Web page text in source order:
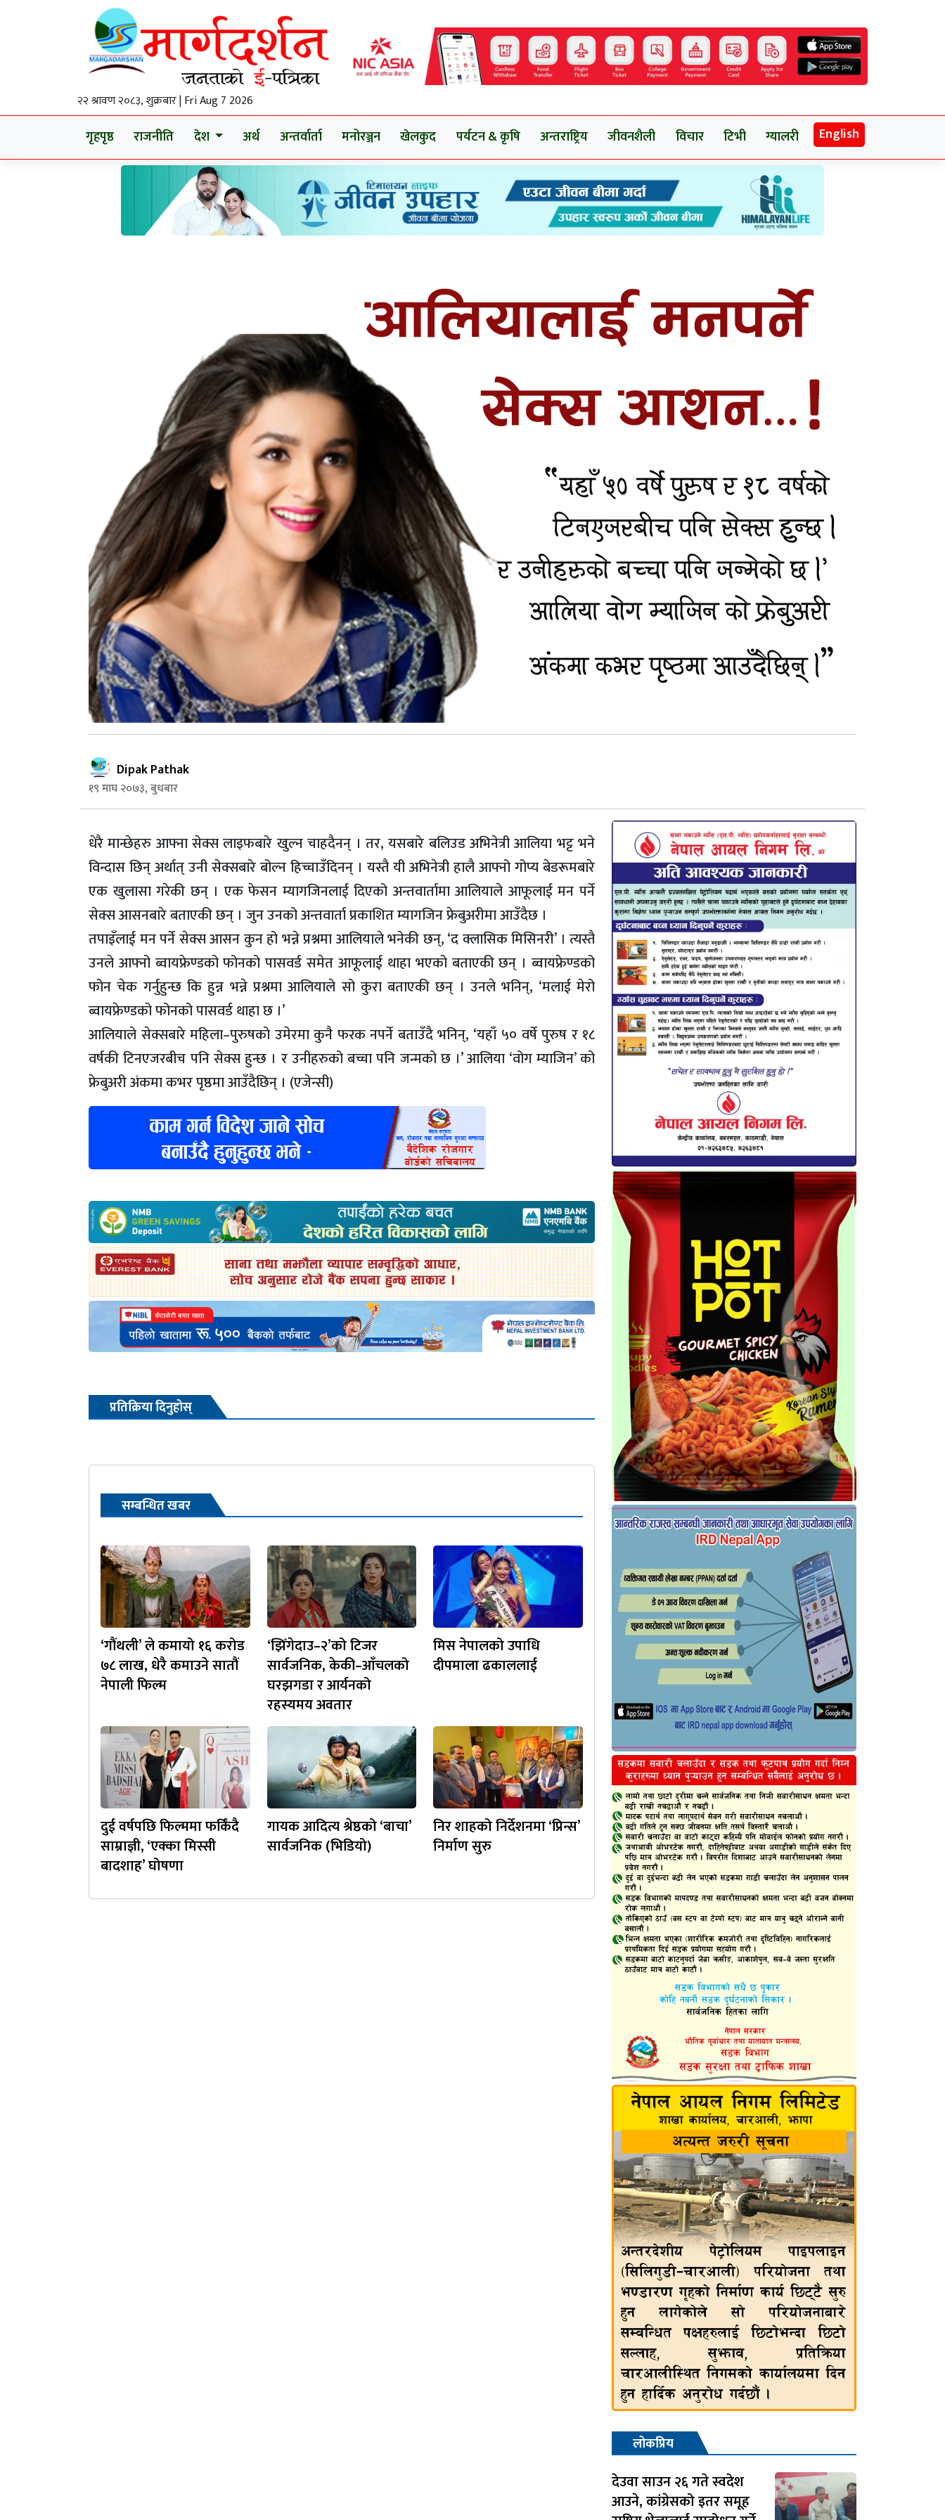
२२ श्रावण २०८३, शुक्रबार | Fri Aug 7 2026
गृहपृष्ठ राजनीति देश अर्थ अन्तर्वार्ता मनोरञ्जन खेलकुद पर्यटन & कृषि अन्तराष्ट्रिय जीवनशैली विचार टिभी ग्यालरी English
Dipak Pathak
१९ माघ २०७३, बुधबार
धेरै मान्छेहरु आफ्ना सेक्स लाइफबारे खुल्न चाहदैनन् । तर, यसबारे बलिउड अभिनेत्री आलिया भट्ट भने
विन्दास छिन् अर्थात् उनी सेक्सबारे बोल्न हिच्चाउँदिनन् । यस्तै यी अभिनेत्री हालै आफ्नो गोप्य बेडरूमबारे
एक खुलासा गरेकी छन् । एक फेसन म्यागजिनलाई दिएको अन्तवार्तामा आलियाले आफूलाई मन पर्ने
सेक्स आसनबारे बताएकी छन् । जुन उनको अन्तवार्ता प्रकाशित म्यागजिन फ्रेबुअरीमा आउँदैछ ।
तपाइँलाई मन पर्ने सेक्स आसन कुन हो भन्ने प्रश्नमा आलियाले भनेकी छन्, ‘द क्लासिक मिसिनरी’ । त्यस्तै
उनले आफ्नो ब्वायफ्रेण्डको फोनको पासवर्ड समेत आफूलाई थाहा भएको बताएकी छन् । ब्वायफ्रेण्डको
फोन चेक गर्नुहुन्छ कि हुन्न भन्ने प्रश्नमा आलियाले सो कुरा बताएकी छन् । उनले भनिन्, ‘मलाई मेरो
ब्वायफ्रेण्डको फोनको पासवर्ड थाहा छ ।’
आलियाले सेक्सबारे महिला–पुरुषको उमेरमा कुनै फरक नपर्ने बताउँदै भनिन्, ‘यहाँ ५० वर्षे पुरुष र १८
वर्षकी टिनएजरबीच पनि सेक्स हुन्छ । र उनीहरुको बच्चा पनि जन्मको छ ।’ आलिया ‘वोग म्याजिन’ को
फ्रेबुअरी अंकमा कभर पृष्ठमा आउँदैछिन् । (एजेन्सी)
प्रतिक्रिया दिनुहोस्
सम्बन्धित खबर
‘गौंथली’ ले कमायो १६ करोड
७८ लाख, धेरै कमाउने सातौं
नेपाली फिल्म
‘झिँगेदाउ–२’को टिजर
सार्वजनिक, केकी–आँचलको
घरझगडा र आर्यनको
रहस्यमय अवतार
मिस नेपालको उपाधि
दीपमाला ढकाललाई
दुई वर्षपछि फिल्ममा फर्किंदै
साम्राज्ञी, ‘एक्का मिस्सी
बादशाह’ घोषणा
गायक आदित्य श्रेष्ठको ‘बाचा’
सार्वजनिक (भिडियो)
निर शाहको निर्देशनमा ‘प्रिन्स’
निर्माण सुरु
लोकप्रिय
देउवा साउन २६ गते स्वदेश
आउने, कांग्रेसको इतर समूह